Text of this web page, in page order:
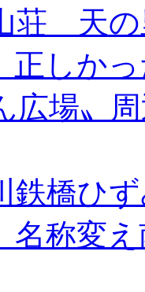
荘 天の
正しか
広場〟
鉄橋ひ
名称変